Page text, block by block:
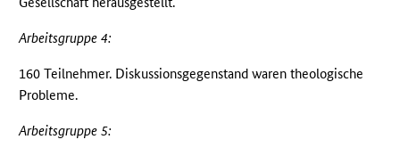
Arbeitsgruppe 4:
160 Teilnehmer. Diskussionsgegenstand waren theologische
Probleme.
Arbeitsgruppe 5: